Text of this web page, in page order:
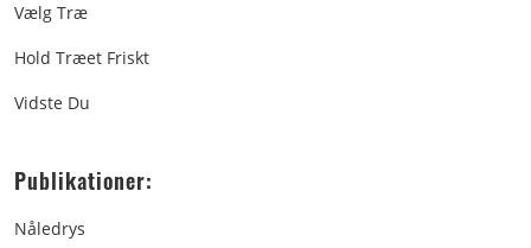
Vælg Træ
Hold Træet Friskt
Vidste Du
Publikationer:
Nåledrys